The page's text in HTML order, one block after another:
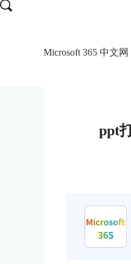
Microsoft 365 中文网
ppt